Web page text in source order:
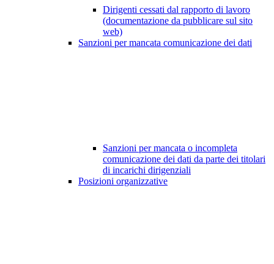
Dirigenti cessati dal rapporto di lavoro
(documentazione da pubblicare sul sito
web)
Sanzioni per mancata comunicazione dei dati
Sanzioni per mancata o incompleta
comunicazione dei dati da parte dei titolari
di incarichi dirigenziali
Posizioni organizzative